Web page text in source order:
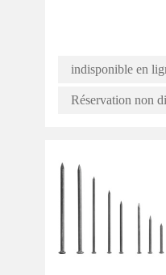
indisponible en
Réservation non